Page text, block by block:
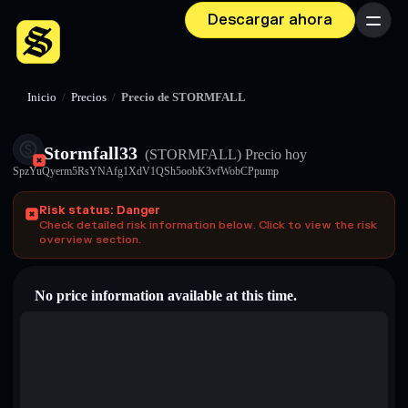
Descargar ahora Menú
Inicio / Precios / Precio de STORMFALL
Stormfall33 (STORMFALL) Precio hoy
SpzYuQyerm5RsYNAfg1XdV1QSh5oobK3vfWobCPpump
Risk status: Danger
Check detailed risk information below. Click to view the risk
overview section.
No price information available at this time.